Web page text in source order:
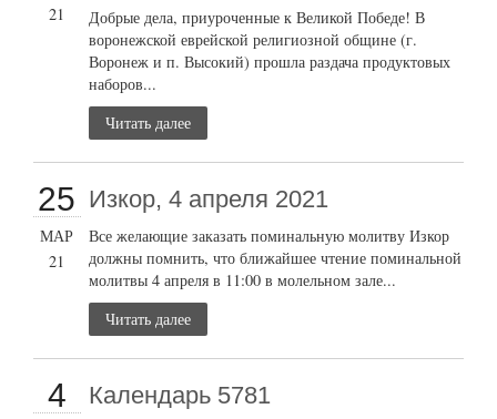
21
Добрые дела, приуроченные к Великой Победе! В
воронежской еврейской религиозной общине (г.
Воронеж и п. Высокий) прошла раздача продуктовых
наборов...
Читать далее
25
МАР
21
Изкор, 4 апреля 2021
Все желающие заказать поминальную молитву Изкор
должны помнить, что ближайшее чтение поминальной
молитвы 4 апреля в 11:00 в молельном зале...
Читать далее
4 Календарь 5781